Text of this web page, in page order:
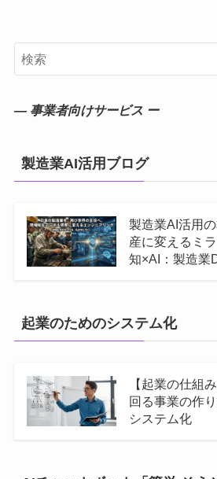
― 事業者向けサービス ー
製造業AI活用ブログ
製造業AI活用
産に変えるミ
知×AI：製造業
起業のためのシステム化
【起業の仕組
回る事業の作
システム化